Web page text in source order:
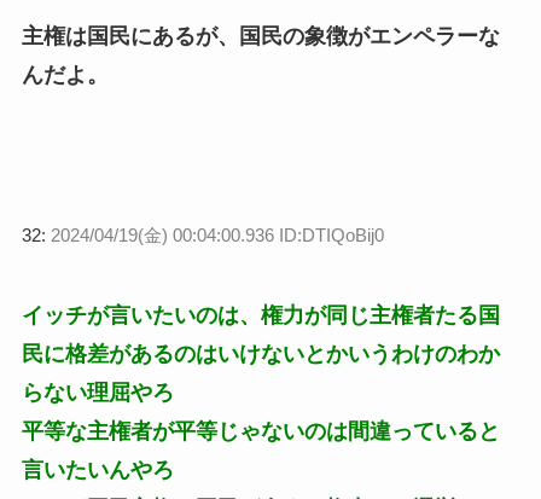
主権は国民にあるが、国民の象徴がエンペラーな
んだよ。
32: 2024/04/19(金) 00:04:00.936 ID:DTIQoBij0
イッチが言いたいのは、権力が同じ主権者たる国
民に格差があるのはいけないとかいうわけのわか
らない理屈やろ
平等な主権者が平等じゃないのは間違っていると
言いたいんやろ